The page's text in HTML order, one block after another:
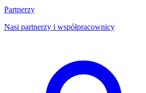
Partnerzy
Nasi partnerzy i współpracownicy